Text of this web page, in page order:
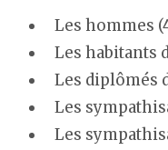
Les hommes
Les habitants
Les diplômés
Les
Les